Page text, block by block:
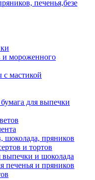
печенья,безе
и мороженного
с мастикой
для выпечки
пряников
и тортов
и шоколада
печенья и пряников